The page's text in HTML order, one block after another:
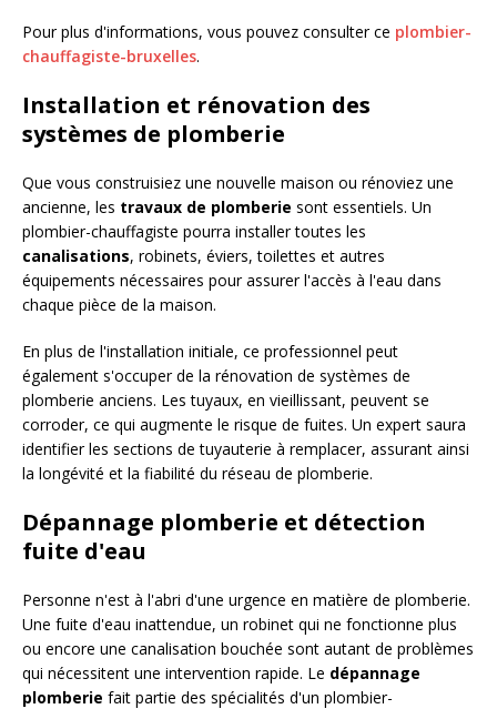
Pour plus d'informations, vous pouvez consulter ce plombier-
chauffagiste-bruxelles.
Installation et rénovation des
systèmes de plomberie
Que vous construisiez une nouvelle maison ou rénoviez une
ancienne, les travaux de plomberie sont essentiels. Un
plombier-chauffagiste pourra installer toutes les
canalisations, robinets, éviers, toilettes et autres
équipements nécessaires pour assurer l'accès à l'eau dans
chaque pièce de la maison.
En plus de l'installation initiale, ce professionnel peut
également s'occuper de la rénovation de systèmes de
plomberie anciens. Les tuyaux, en vieillissant, peuvent se
corroder, ce qui augmente le risque de fuites. Un expert saura
identifier les sections de tuyauterie à remplacer, assurant ainsi
la longévité et la fiabilité du réseau de plomberie.
Dépannage plomberie et détection
fuite d'eau
Personne n'est à l'abri d'une urgence en matière de plomberie.
Une fuite d'eau inattendue, un robinet qui ne fonctionne plus
ou encore une canalisation bouchée sont autant de problèmes
qui nécessitent une intervention rapide. Le dépannage
plomberie fait partie des spécialités d'un plombier-